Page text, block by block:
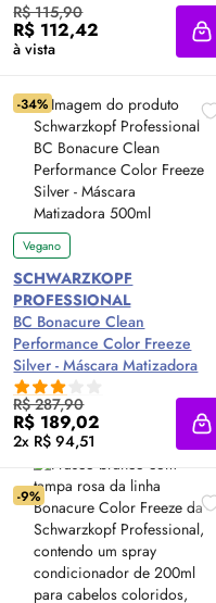
R$ 115,90
R$ 112,42
à vista
-34%
Vegano
SCHWARZKOPF
PROFESSIONAL
BC Bonacure Clean
Performance Color Freeze
Silver - Máscara Matizadora
500ml
R$ 287,90
R$ 189,02
2x R$ 94,51
-9%